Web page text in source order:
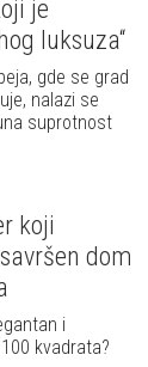
je
luksuza“
gde se grad
nalazi se
suprotnost
koji
dom
i
kvadrata?